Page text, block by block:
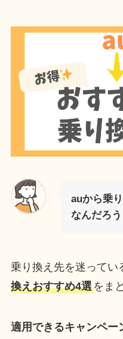
auから乗
なんだろう
乗り換え先を迷ってい
換えおすすめ4選をま
適用できるキャンペー